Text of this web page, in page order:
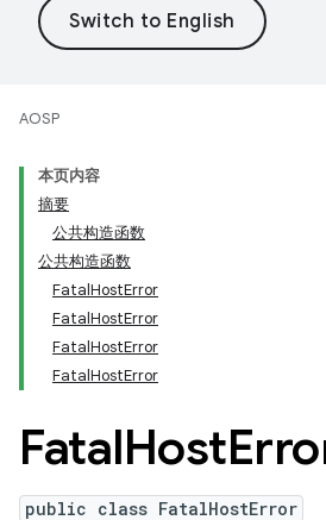
AOSP
本页内容
摘要
公共构造函数
公共构造函数
FatalHostError
FatalHostError
FatalHostError
FatalHostError
FatalHost
public class FatalHostError